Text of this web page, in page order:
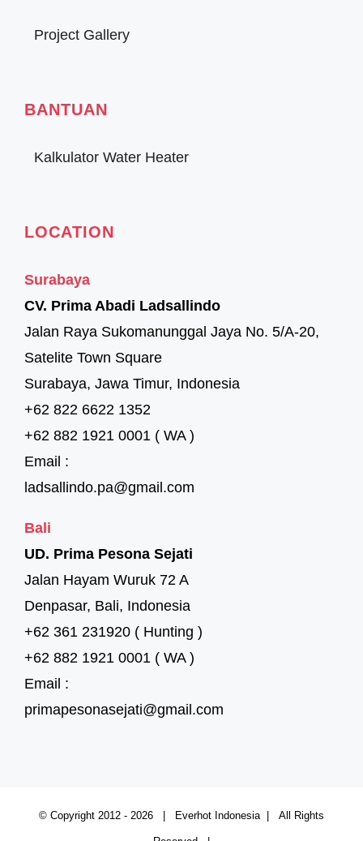
Project Gallery
BANTUAN
Kalkulator Water Heater
LOCATION
Surabaya
CV. Prima Abadi Ladsallindo
Jalan Raya Sukomanunggal Jaya No. 5/A-20,
Satelite Town Square
Surabaya, Jawa Timur, Indonesia
+62 822 6622 1352
+62 882 1921 0001 ( WA )
Email :
ladsallindo.pa@gmail.com
Bali
UD. Prima Pesona Sejati
Jalan Hayam Wuruk 72 A
Denpasar, Bali, Indonesia
+62 361 231920 ( Hunting )
+62 882 1921 0001 ( WA )
Email :
primapesonasejati@gmail.com
© Copyright 2012 - 2026 | Everhot Indonesia | All Rights